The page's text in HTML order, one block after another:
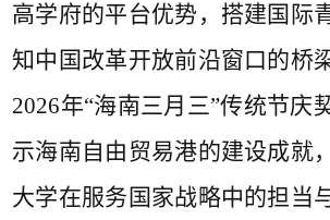
高学府的平台优势，搭建国际
知中国改革开放前沿窗口的桥
2026年“海南三月三”传统节庆
示海南自由贸易港的建设成就
大学在服务国家战略中的担当